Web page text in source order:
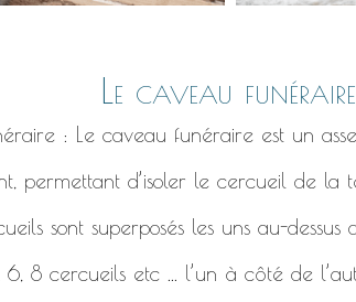
Le caveau funéraire
: Le caveau funéraire est un
permettant d’isoler le cercueil de
sont superposés les uns au-
8 cercueils etc ... l’un à côté de